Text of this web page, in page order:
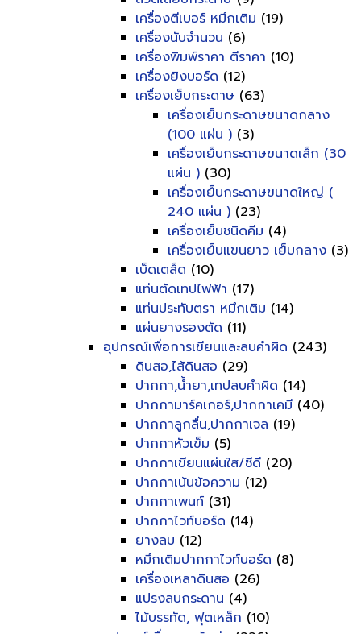
เครื่องตีเบอร์ หมึกเติม (19)
เครื่องนับจำนวน (6)
เครื่องพิมพ์ราคา ตีราคา (10)
เครื่องยิงบอร์ด (12)
เครื่องเย็บกระดาษ (63)
เครื่องเย็บกระดาษขนาดกลาง
(100 แผ่น ) (3)
เครื่องเย็บกระดาษขนาดเล็ก (30
แผ่น ) (30)
เครื่องเย็บกระดาษขนาดใหญ่ (
240 แผ่น ) (23)
เครื่องเย็บชนิดคีม (4)
เครื่องเย็บแขนยาว เย็บกลาง (3)
เบ็ดเตล็ด (10)
แท่นตัดเทปไฟฟ้า (17)
แท่นประทับตรา หมึกเติม (14)
แผ่นยางรองตัด (11)
อุปกรณ์เพื่อการเขียนและลบคำผิด (243)
ดินสอ,ไส้ดินสอ (29)
ปากกา,น้ำยา,เทปลบคำผิด (14)
ปากกามาร์คเกอร์,ปากกาเคมี (40)
ปากกาลูกลื่น,ปากกาเจล (19)
ปากกาหัวเข็ม (5)
ปากกาเขียนแผ่นใส/ซีดี (20)
ปากกาเน้นข้อความ (12)
ปากกาเพนท์ (31)
ปากกาไวท์บอร์ด (14)
ยางลบ (12)
หมึกเติมปากกาไวท์บอร์ด (8)
เครื่องเหลาดินสอ (26)
แปรงลบกระดาน (4)
ไม้บรรทัด, ฟุตเหล็ก (10)